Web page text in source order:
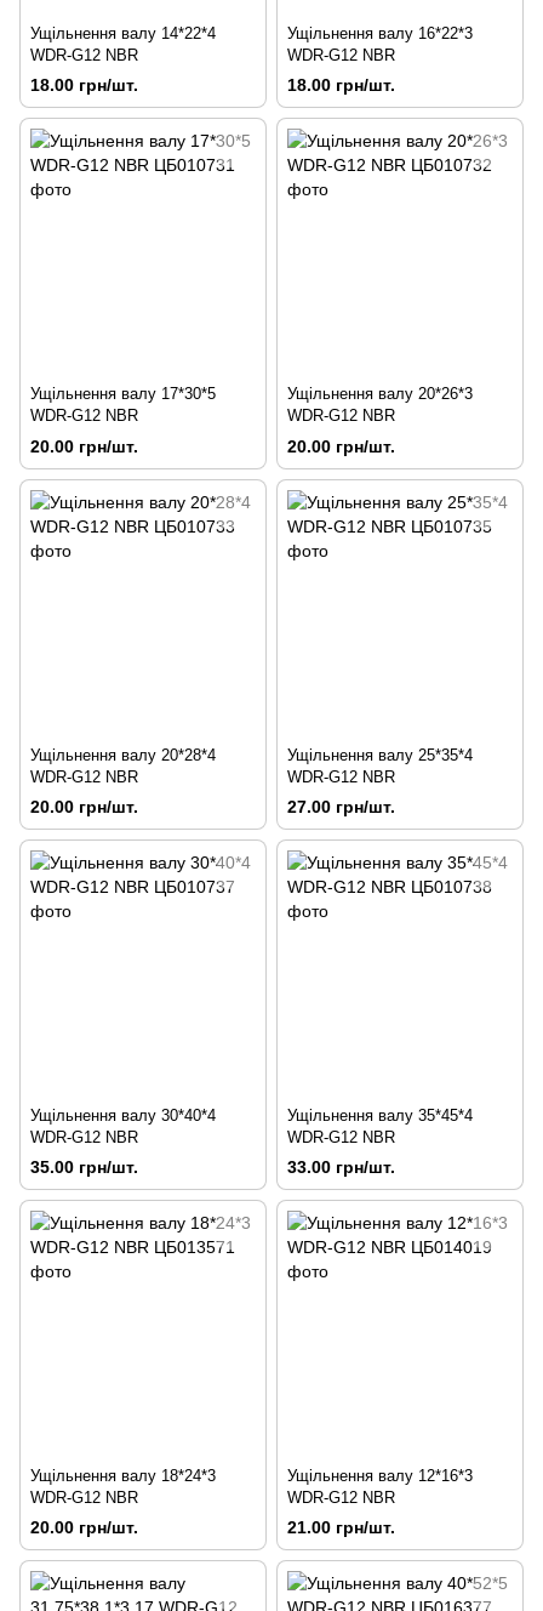
Ущільнення валу 14*22*4
WDR-G12 NBR
18.00 грн/шт.
Ущільнення валу 16*22*3
WDR-G12 NBR
18.00 грн/шт.
Ущільнення валу 17*30*5
WDR-G12 NBR
20.00 грн/шт.
Ущільнення валу 20*26*3
WDR-G12 NBR
20.00 грн/шт.
Ущільнення валу 20*28*4
WDR-G12 NBR
20.00 грн/шт.
Ущільнення валу 25*35*4
WDR-G12 NBR
27.00 грн/шт.
Ущільнення валу 30*40*4
WDR-G12 NBR
35.00 грн/шт.
Ущільнення валу 35*45*4
WDR-G12 NBR
33.00 грн/шт.
Ущільнення валу 18*24*3
WDR-G12 NBR
20.00 грн/шт.
Ущільнення валу 12*16*3
WDR-G12 NBR
21.00 грн/шт.